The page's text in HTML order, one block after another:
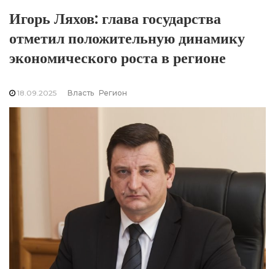
Игорь Ляхов: глава государства
отметил положительную динамику
экономического роста в регионе
18.09.2025 Власть Регион